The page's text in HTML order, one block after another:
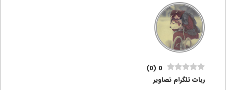
0
(
0
)
ربات تلگرام تصاویر